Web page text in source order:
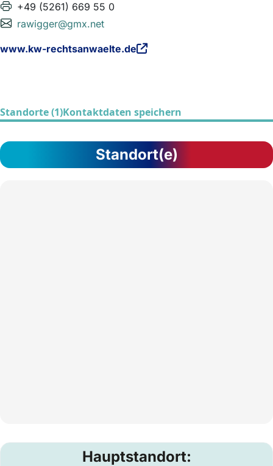
+49 (5261) 669 55 0
rawigger@gmx.net
www.kw-rechtsanwaelte.de
Standorte (1)Kontaktdaten speichern
Standort(e)
Hauptstandort: